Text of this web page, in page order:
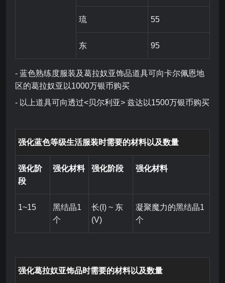
琉 55
东 95
- 蓝色熟练度服装及葛拉奴亚饰品道具可向卡尔佩恩地
区的葛拉奴亚以1000万银币购买
- 以上道具可向透过<贝尔利亚> 兹达以1500万银币购买
强化蓝色等级生活服装时需要的材料以及数量
强化阶
段
强化材料 强化阶段 强化材料
1~15
黑结晶1
个
长(I) ~ 东
(V)
凝聚魔力的黑结晶1
个
强化葛拉奴亚饰品时需要的材料以及数量